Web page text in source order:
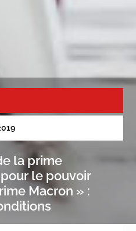
la prime
le pouvoir
Macron » :